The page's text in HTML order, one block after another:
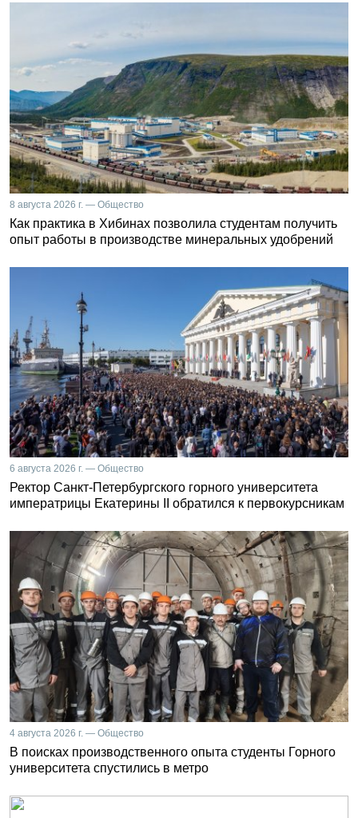
8 августа 2026 г. — Общество
Как практика в Хибинах позволила студентам получить
опыт работы в производстве минеральных удобрений
6 августа 2026 г. — Общество
Ректор Санкт-Петербургского горного университета
императрицы Екатерины II обратился к первокурсникам
4 августа 2026 г. — Общество
В поисках производственного опыта студенты Горного
университета спустились в метро